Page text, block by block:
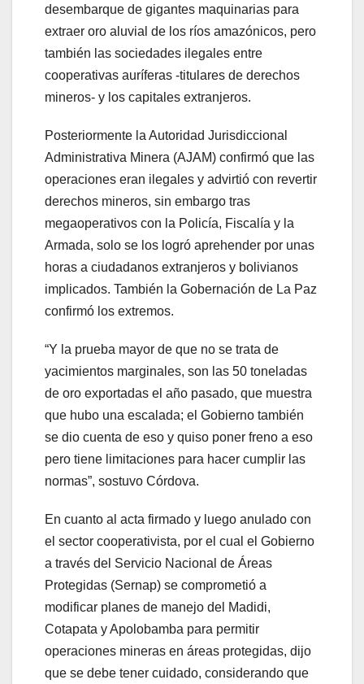
desembarque de gigantes maquinarias para
extraer oro aluvial de los ríos amazónicos, pero
también las sociedades ilegales entre
cooperativas auríferas -titulares de derechos
mineros- y los capitales extranjeros.
Posteriormente la Autoridad Jurisdiccional
Administrativa Minera (AJAM) confirmó que las
operaciones eran ilegales y advirtió con revertir
derechos mineros, sin embargo tras
megaoperativos con la Policía, Fiscalía y la
Armada, solo se los logró aprehender por unas
horas a ciudadanos extranjeros y bolivianos
implicados. También la Gobernación de La Paz
confirmó los extremos.
“Y la prueba mayor de que no se trata de
yacimientos marginales, son las 50 toneladas
de oro exportadas el año pasado, que muestra
que hubo una escalada; el Gobierno también
se dio cuenta de eso y quiso poner freno a eso
pero tiene limitaciones para hacer cumplir las
normas”, sostuvo Córdova.
En cuanto al acta firmado y luego anulado con
el sector cooperativista, por el cual el Gobierno
a través del Servicio Nacional de Áreas
Protegidas (Sernap) se comprometió a
modificar planes de manejo del Madidi,
Cotapata y Apolobamba para permitir
operaciones mineras en áreas protegidas, dijo
que se debe tener cuidado, considerando que